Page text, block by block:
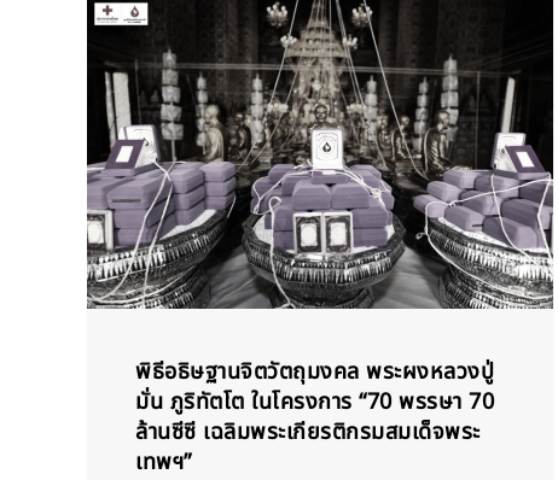
พิธีอธิษฐานจิตวัตถุมงคล พระผงหลวงปู่
มั่น ภูริทัตโต ในโครงการ “70 พรรษา 70
ล้านซีซี เฉลิมพระเกียรติกรมสมเด็จพระ
เทพฯ”